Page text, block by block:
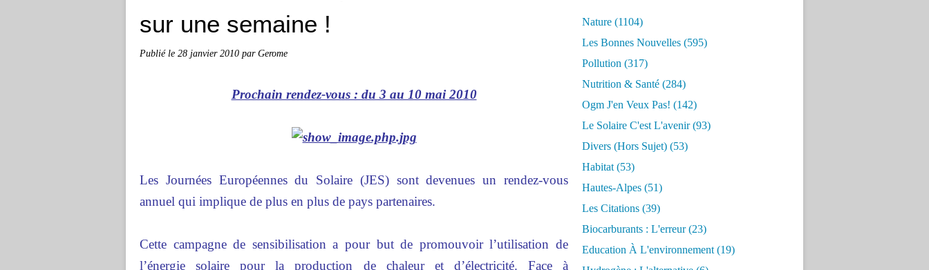
sur une semaine !
Publié le 28 janvier 2010 par Gerome
Prochain rendez-vous : du 3 au 10 mai 2010
Les Journées Européennes du Solaire (JES) sont devenues un rendez-vous
annuel qui implique de plus en plus de pays partenaires.
Cette campagne de sensibilisation a pour but de promouvoir l’utilisation de
l’énergie solaire pour la production de chaleur et d’électricité. Face à
Nature (1104)
Les Bonnes Nouvelles (595)
Pollution (317)
Nutrition & Santé (284)
Ogm J'en Veux Pas! (142)
Le Solaire C'est L'avenir(93)
Divers (hors Sujet) (53)
Habitat (53)
Hautes-Alpes (51)
Les Citations (39)
Biocarburants : L'erreur(23)
Education À L'environnement (19)